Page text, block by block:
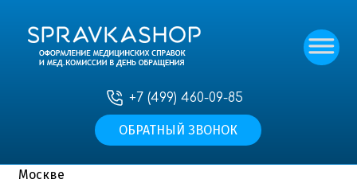
+7 (499) 460-09-85
ОБРАТНЫЙ ЗВОНОК
Наши услуги—Медицинские справки
Москве